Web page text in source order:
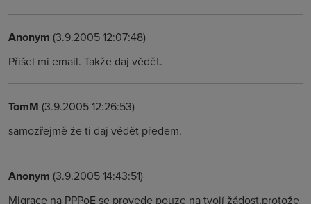
Anonym (3.9.2005 12:07:48)
Přišel mi email. Takže daj vědět.
TomM (3.9.2005 12:26:53)
samozřejmě že ti daj vědět předem.
Anonym (3.9.2005 14:43:51)
Migrace na PPPoE se provede pouze na tvojí žádost,protože